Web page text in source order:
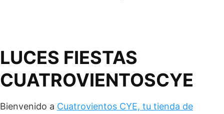
LUCES FIESTAS
CUATROVIENTOSCYE
Bienvenido a Cuatrovientos CYE, tu tienda de